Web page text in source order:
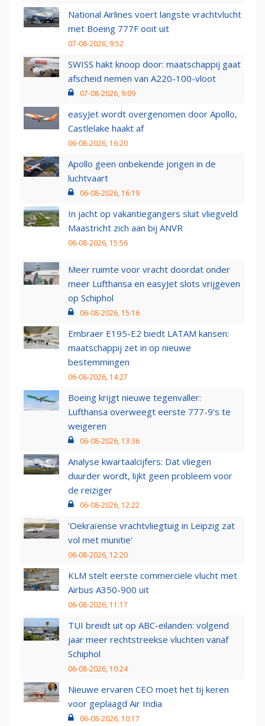
National Airlines voert langste vrachtvlucht
met Boeing 777F ooit uit
07-08-2026, 9:52
SWISS hakt knoop door: maatschappij gaat
afscheid nemen van A220-100-vloot
07-08-2026, 9:09
easyJet wordt overgenomen door Apollo,
Castlelake haakt af
06-08-2026, 16:20
Apollo geen onbekende jongen in de
luchtvaart
06-08-2026, 16:19
In jacht op vakantiegangers sluit vliegveld
Maastricht zich aan bij ANVR
06-08-2026, 15:56
Meer ruimte voor vracht doordat onder
meer Lufthansa en easyJet slots vrijgeven
op Schiphol
06-08-2026, 15:16
Embraer E195-E2 biedt LATAM kansen:
maatschappij zet in op nieuwe
bestemmingen
06-08-2026, 14:27
Boeing krijgt nieuwe tegenvaller:
Lufthansa overweegt eerste 777-9’s te
weigeren
06-08-2026, 13:36
Analyse kwartaalcijfers: Dat vliegen
duurder wordt, lijkt geen probleem voor
de reiziger
06-08-2026, 12:22
'Oekraïense vrachtvliegtuig in Leipzig zat
vol met munitie'
06-08-2026, 12:20
KLM stelt eerste commerciële vlucht met
Airbus A350-900 uit
06-08-2026, 11:17
TUI breidt uit op ABC-eilanden: volgend
jaar meer rechtstreekse vluchten vanaf
Schiphol
06-08-2026, 10:24
Nieuwe ervaren CEO moet het tij keren
voor geplaagd Air India
06-08-2026, 10:17